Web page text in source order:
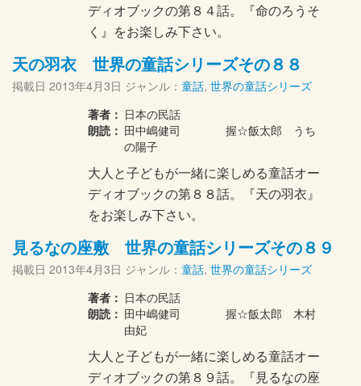
ディオブックの第８４話。『命のろうそ
く』をお楽しみ下さい。
天の羽衣 世界の童話シリーズその８８
掲載日 2013年4月3日 ジャンル： 童話, 世界の童話シリーズ
著者： 日本の民話
朗読： 田中嶋健司 握☆飯太郎 うち
の陽子
大人と子どもが一緒に楽しめる童話オー
ディオブックの第８８話。『天の羽衣』
をお楽しみ下さい。
見るなの座敷 世界の童話シリーズその８９
掲載日 2013年4月3日 ジャンル： 童話, 世界の童話シリーズ
著者： 日本の民話
朗読： 田中嶋健司 握☆飯太郎 木村
由妃
大人と子どもが一緒に楽しめる童話オー
ディオブックの第８９話。『見るなの座